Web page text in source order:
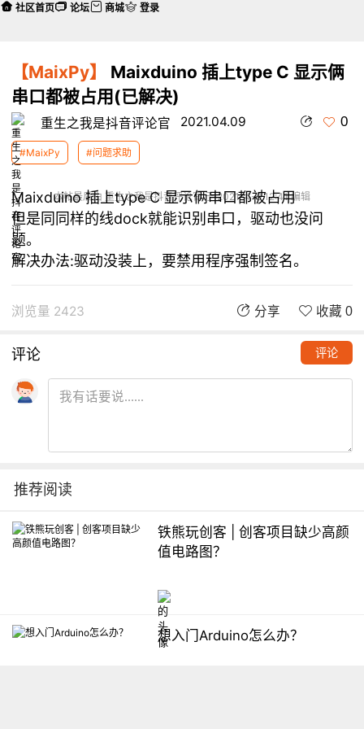
【MaixPy】
Maixduino 插上type C 显示俩
串口都被占用(已解决)
重生之我是抖音评论官 2021.04.09 0
#MaixPy #问题求助
本帖最后由 重生之我是抖音评论官 于 2021-4-9 12:41 编辑
Maixduino 插上type C 显示俩串口都被占用
但是同同样的线dock就能识别串口，驱动也没问
题。
解决办法:驱动没装上，要禁用程序强制签名。
浏览量 2423 分享 收藏 0
评论 评论
推荐阅读
铁熊玩创客 | 创客项目缺少高颜
值电路图？
想入门Arduino怎么办？
社区首页 论坛 商城 登录